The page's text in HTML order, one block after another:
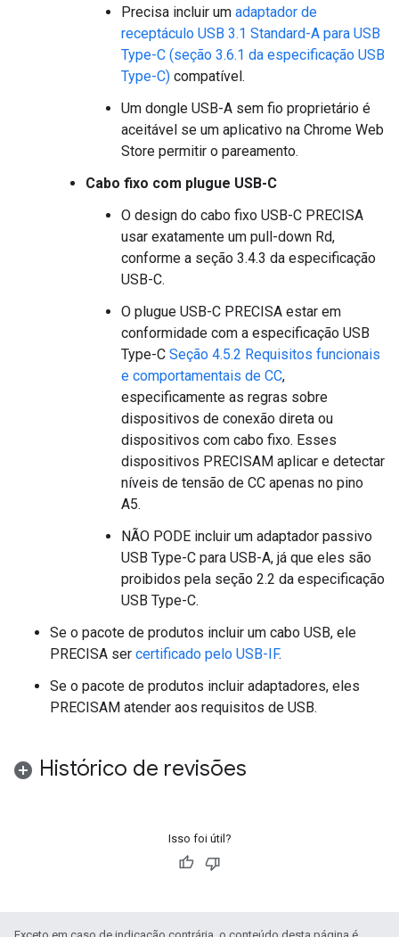
Precisa incluir um adaptador de
receptáculo USB 3.1 Standard-A para USB
Type-C (seção 3.6.1 da especificação USB
Type-C) compatível.
Um dongle USB-A sem fio proprietário é
aceitável se um aplicativo na Chrome Web
Store permitir o pareamento.
Cabo fixo com plugue USB-C
O design do cabo fixo USB-C PRECISA
usar exatamente um pull-down Rd,
conforme a seção 3.4.3 da especificação
USB-C.
O plugue USB-C PRECISA estar em
conformidade com a especificação USB
Type-C Seção 4.5.2 Requisitos funcionais
e comportamentais de CC,
especificamente as regras sobre
dispositivos de conexão direta ou
dispositivos com cabo fixo. Esses
dispositivos PRECISAM aplicar e detectar
níveis de tensão de CC apenas no pino
A5.
NÃO PODE incluir um adaptador passivo
USB Type-C para USB-A, já que eles são
proibidos pela seção 2.2 da especificação
USB Type-C.
Se o pacote de produtos incluir um cabo USB, ele
PRECISA ser certificado pelo USB-IF.
Se o pacote de produtos incluir adaptadores, eles
PRECISAM atender aos requisitos de USB.
Histórico de revisões
Isso foi útil?